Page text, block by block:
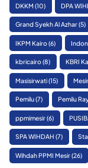
DKKM (10) DPA
Grand Syekh Al Azhar(5)
IKPM Kairo(6)
kbricairo(8) KBRI
Masisirwati(15) Mesir
Pemilu(7) Pemilu
ppmimesir(6)
SPA WIHDAH (7)
Wihdah PPMI Mesir(26)